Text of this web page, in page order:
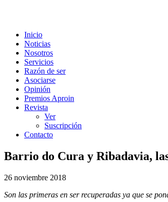
Inicio
Noticias
Nosotros
Servicios
Razón de ser
Asociarse
Opinión
Premios Aproin
Revista
Ver
Suscripción
Contacto
Barrio do Cura y Ribadavia,
26 noviembre 2018
Son las primeras en ser recuperadas ya que se